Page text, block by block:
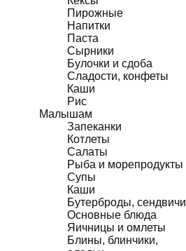
Пирожные
Напитки
Паста
Сырники
Булочки и сдоба
Сладости, конфеты
Каши
Рис
Малышам
Запеканки
Котлеты
Салаты
Рыба и морепродукты
Супы
Каши
Бутерброды, сендвичи
Основные блюда
Яичницы и омлеты
Блины, блинчики,